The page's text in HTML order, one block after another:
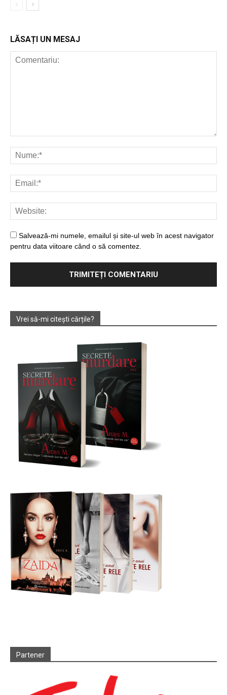
LĂSAȚI UN MESAJ
Salvează-mi numele, emailul și site-ul web în acest navigator
pentru data viitoare când o să comentez.
Vrei să-mi citești cărțile?
Partener